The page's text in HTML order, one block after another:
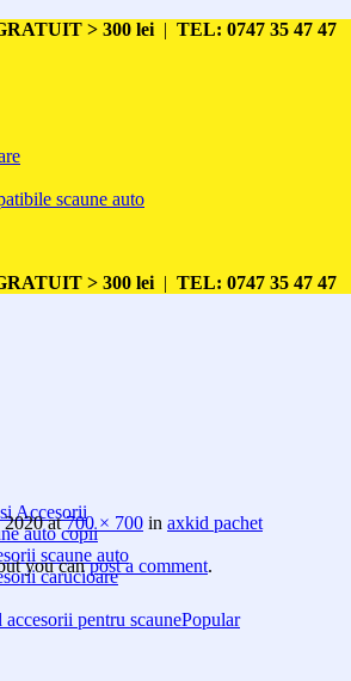
> 300 lei | TEL: 0747 35 47 47
scaune auto
> 300 lei | TEL: 0747 35 47 47
Accesorii
auto copii
scaune auto
carucioare
accesorii pentru scaune
2020at700 × 700 in axkid pachet
you canpost a comment.